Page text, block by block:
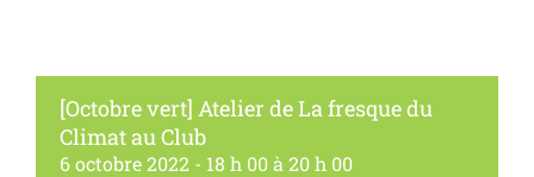
[Octobre vert] Atelier de La fresque du
Climat au Club
6 octobre 2022 - 18 h 00à 20 h 00